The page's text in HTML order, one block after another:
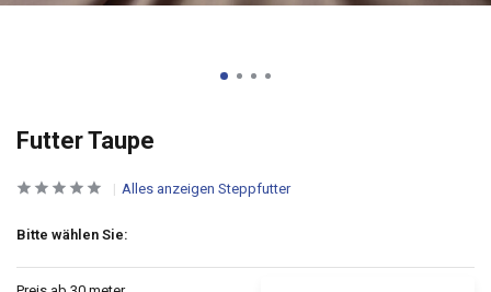
Futter Taupe
Alles anzeigen Steppfutter
Bitte wählen Sie: